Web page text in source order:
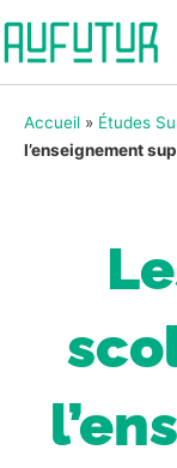
Accueil » Études
l’enseignement